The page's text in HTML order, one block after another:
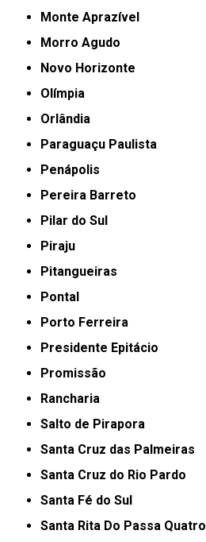
Monte Aprazível
Morro Agudo
Novo Horizonte
Olímpia
Orlândia
Paraguaçu Paulista
Penápolis
Pereira Barreto
Pilar do Sul
Piraju
Pitangueiras
Pontal
Porto Ferreira
Presidente Epitácio
Promissão
Rancharia
Salto de Pirapora
Santa Cruz das Palmeiras
Santa Cruz do Rio Pardo
Santa Fé do Sul
Santa Rita Do Passa Quatro